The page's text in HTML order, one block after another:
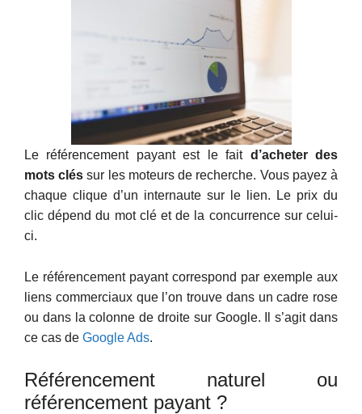
Le référencement payant est le fait d’acheter des
mots clés sur les moteurs de recherche. Vous payez à
chaque clique d’un internaute sur le lien. Le prix du
clic dépend du mot clé et de la concurrence sur celui-
ci.
Le référencement payant correspond par exemple aux
liens commerciaux que l’on trouve dans un cadre rose
ou dans la colonne de droite sur Google. Il s’agit dans
ce cas de Google Ads.
Référencement naturel ou
référencement payant ?